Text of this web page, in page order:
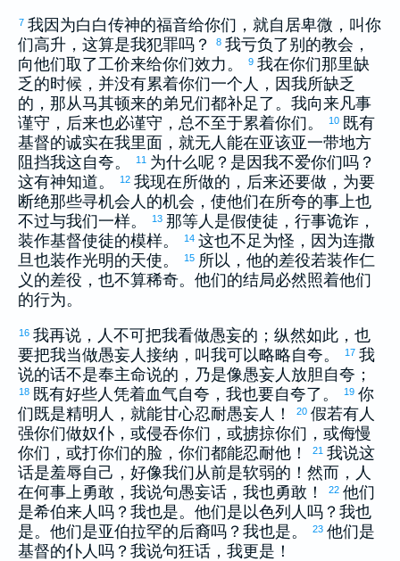
7 我因为白白传神的福音给你们，就自居卑微，叫你
们高升，这算是我犯罪吗？
8 我亏负了别的教会，
向他们取了工价来给你们效力。
9 我在你们那里缺
乏的时候，并没有累着你们一个人，因我所缺乏
的，那从马其顿来的弟兄们都补足了。我向来凡事
谨守，后来也必谨守，总不至于累着你们。
10 既有
基督的诚实在我里面，就无人能在亚该亚一带地方
阻挡我这自夸。
11
为什么呢？是因我不爱你们吗？
这有神知道。
12 我现在所做的，后来还要做，为要
断绝那些寻机会人的机会，使他们在所夸的事上也
不过与我们一样。
13 那等人是假使徒，行事诡诈，
装作基督使徒的模样。
14 这也不足为怪，因为连撒
旦也装作光明的天使。 15 所以，他的差役若装作仁
义的差役，也不算稀奇。他们的结局必然照着他们
的行为。
16 我再说，人不可把我看做愚妄的；纵然如此，也
要把我当做愚妄人接纳，叫我可以略略自夸。
17 我
说的话不是奉主命说的，乃是像愚妄人放胆自夸；
18 既有好些人凭着血气自夸，我也要自夸了。 19 你
们既是精明人，就能甘心忍耐愚妄人！
20 假若有人
强你们做奴仆，或侵吞你们，或掳掠你们，或侮慢
你们，或打你们的脸，你们都能忍耐他！
21 我说这
话是羞辱自己，好像我们从前是软弱的！然而，人
在何事上勇敢，我说句愚妄话，我也勇敢！
22 他们
是希伯来 人吗？我也是。他们是 以色列 人吗？我也
是。他们是亚伯拉罕的后裔吗？我也是。 23 他们是
基督的仆人吗？我说句狂话，我更是！